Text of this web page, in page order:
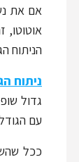
אם את
אוטוטו,
הניתוח
ניתוח
גדול
עם
ככל